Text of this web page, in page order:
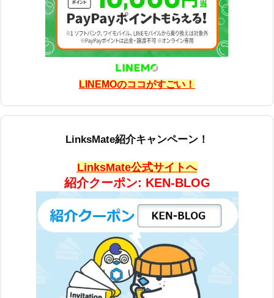
LINEMOのココがすごい！
LinksMate紹介キャンペーン！
LinksMate公式サイトへ
紹介クーポン: KEN-BLOG